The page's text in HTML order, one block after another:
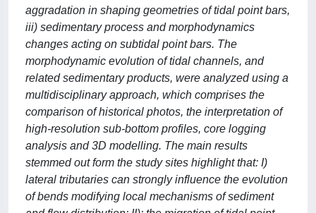
aggradation in shaping geometries of tidal point bars,
iii) sedimentary process and morphodynamics
changes acting on subtidal point bars. The
morphodynamic evolution of tidal channels, and
related sedimentary products, were analyzed using a
multidisciplinary approach, which comprises the
comparison of historical photos, the interpretation of
high-resolution sub-bottom profiles, core logging
analysis and 3D modelling. The main results
stemmed out form the study sites highlight that: I)
lateral tributaries can strongly influence the evolution
of bends modifying local mechanisms of sediment